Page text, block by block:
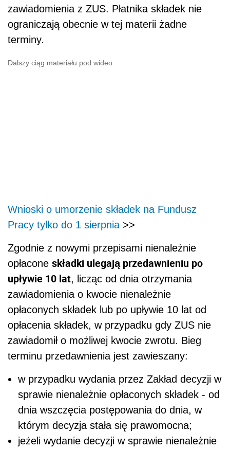
zawiadomienia z ZUS. Płatnika składek nie
ograniczają obecnie w tej materii żadne
terminy.
Dalszy ciąg materiału pod wideo
Wnioski o umorzenie składek na Fundusz
Pracy tylko do 1 sierpnia>>
Zgodnie z nowymi przepisami nienależnie
opłacone składki ulegają przedawnieniu po
upływie 10 lat, licząc od dnia otrzymania
zawiadomienia o kwocie nienależnie
opłaconych składek lub po upływie 10 lat od
opłacenia składek, w przypadku gdy ZUS nie
zawiadomił o możliwej kwocie zwrotu. Bieg
terminu przedawnienia jest zawieszany:
w przypadku wydania przez Zakład decyzji w
sprawie nienależnie opłaconych składek - od
dnia wszczęcia postępowania do dnia, w
którym decyzja stała się prawomocna;
jeżeli wydanie decyzji w sprawie nienależnie